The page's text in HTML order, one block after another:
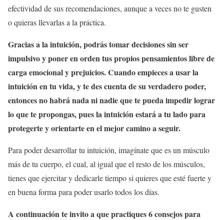
efectividad de sus recomendaciones, aunque a veces no te gusten
o quieras llevarlas a la práctica.
Gracias a la intuición, podrás tomar decisiones sin ser
impulsivo y poner en orden tus propios pensamientos libre de
carga emocional y prejuicios.Cuando empieces a usar la
intuición en tu vida, y te des cuenta de su verdadero poder,
entonces no habrá nada ni nadie que te pueda impedir lograr
lo que te propongas, pues la intuición estará a tu lado para
protegerte y orientarte en el mejor camino a seguir.
Para poder desarrollar tu intuición, imagínate que es un músculo
más de tu cuerpo, el cual, al igual que el resto de los músculos,
tienes que ejercitar y dedicarle tiempo si quieres que esté fuerte y
en buena forma para poder usarlo todos los días.
A continuación te invito a que practiques 6 consejos para